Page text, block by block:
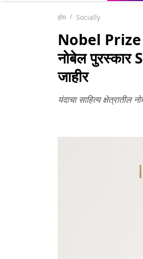
होम Socially
Nobel Prize
नोबेल
जाहीर
यंदाचा साहित्य